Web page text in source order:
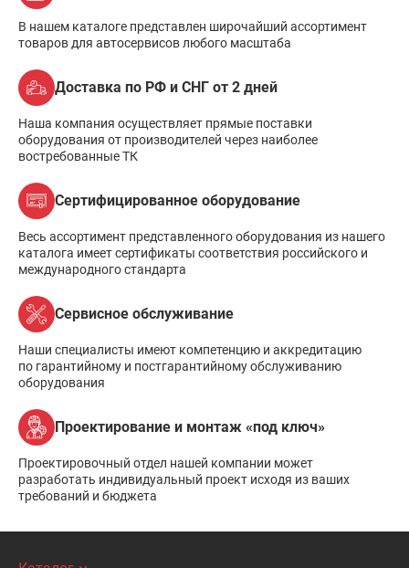
В нашем каталоге представлен широчайший ассортимент
товаров для автосервисов любого масштаба
Доставка по РФ и СНГ от 2 дней
Наша компания осуществляет прямые поставки
оборудования от производителей через наиболее
востребованные ТК
Сертифицированное оборудование
Весь ассортимент представленного оборудования из нашего
каталога имеет сертификаты соответствия российского и
международного стандарта
Сервисное обслуживание
Наши специалисты имеют компетенцию и аккредитацию
по гарантийному и постгарантийному обслуживанию
оборудования
Проектирование и монтаж «под ключ»
Проектировочный отдел нашей компании может
разработать индивидуальный проект исходя из ваших
требований и бюджета